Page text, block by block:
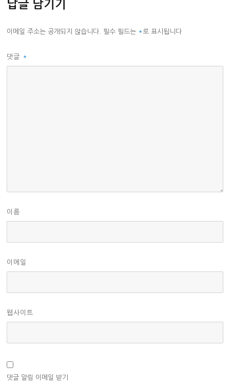
답글 남기기
이메일 주소는 공개되지 않습니다. 필수 필드는 *로 표시됩니다
댓글 *
이름
이메일
웹사이트
댓글 알림 이메일 받기